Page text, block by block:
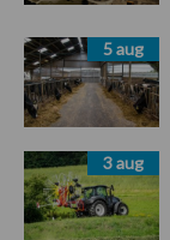
5 aug
3 aug